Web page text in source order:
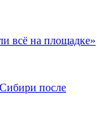
всё на площадке»
после